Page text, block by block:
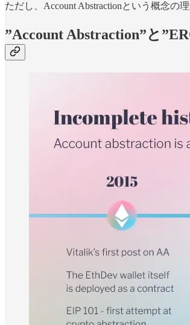
ただし、Account Abstractionという概念
”Account Abstraction”と